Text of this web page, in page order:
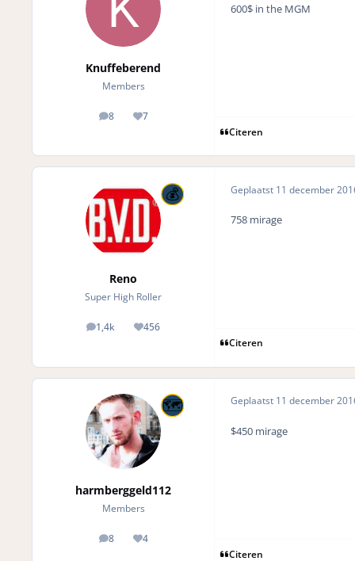
Knuffeberend
Members
8
posts 7
Reputation
600$ in the MGM
Citeren
Reno
Super High Roller
1,4k
posts 456
Reputation
Geplaatst 11 december
758 mirage
Citeren
harmberggeld112
Members
8
posts 4
Reputation
Geplaatst 11 december
$450 mirage
Citeren